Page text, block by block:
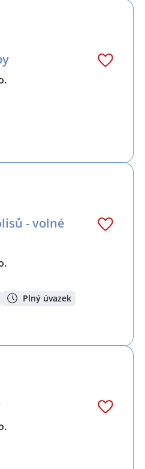
- volné
Plný úvazek